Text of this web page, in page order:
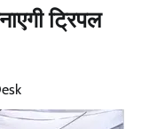
ट्रिपल